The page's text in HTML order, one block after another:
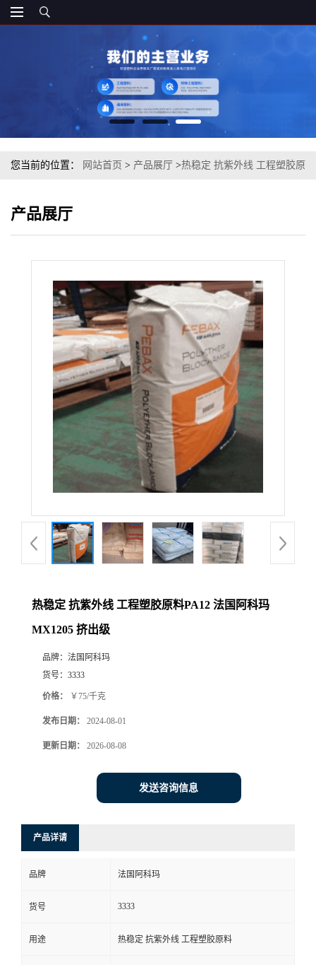
您当前的位置： 网站首页 > 产品展厅 >热稳定 抗紫外线 工程塑胶原
产品展厅
热稳定 抗紫外线 工程塑胶原料PA12 法国阿科玛
MX1205 挤出级
品牌： 法国阿科玛
货号： 3333
价格： ￥75/千克
发布日期： 2024-08-01
更新日期： 2026-08-08
发送咨询信息
产品详请
品牌 法国阿科玛
货号 3333
用途 热稳定 抗紫外线 工程塑胶原料